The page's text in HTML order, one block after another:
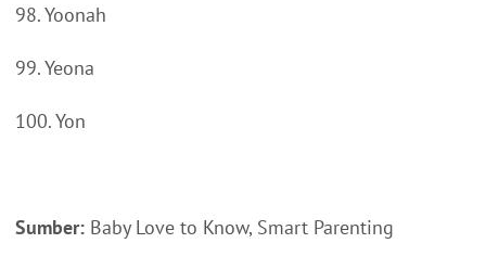
98. Yoonah
99. Yeona
100. Yon
Sumber: Baby Love to Know, Smart Parenting